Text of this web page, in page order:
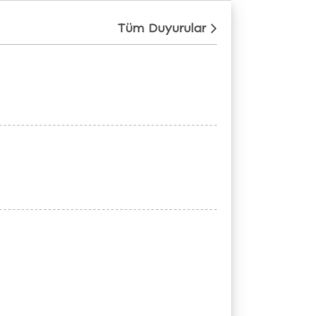
Tüm Duyurular